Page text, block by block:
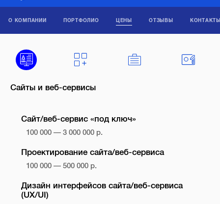
О КОМПАНИИ ПОРТФОЛИО ЦЕНЫ ОТЗЫВЫ
Сайты и веб-сервисы
Сайт/веб-сервис «под ключ»
100 000 — 3 000 000 р.
Проектирование сайта/веб-сервиса
100 000 — 500 000 р.
Дизайн интерфейсов сайта/веб-сервиса
(UX/UI)